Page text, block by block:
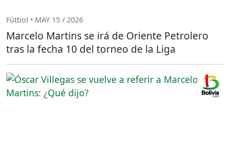
Fútbol • MAY 15 / 2026
Marcelo Martins se irá de Oriente Petrolero
tras la fecha 10 del torneo de la Liga